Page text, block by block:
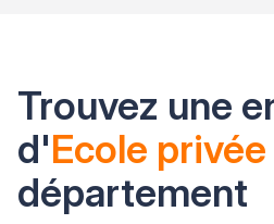
Trouvez une
d'Ecole privée
département